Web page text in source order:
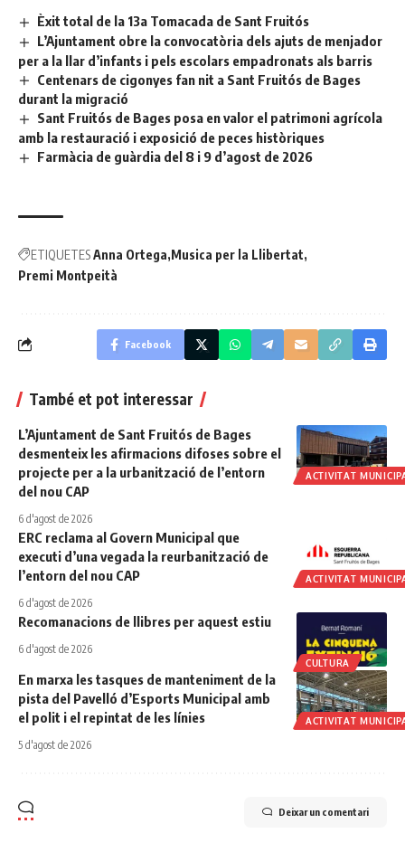
Èxit total de la 13a Tomacada de Sant Fruitós
L’Ajuntament obre la convocatòria dels ajuts de menjador
per a la llar d’infants i pels escolars empadronats als barris
Centenars de cigonyes fan nit a Sant Fruitós de Bages
durant la migració
Sant Fruitós de Bages posa en valor el patrimoni agrícola
amb la restauració i exposició de peces històriques
Farmàcia de guàrdia del 8 i 9 d’agost de 2026
ETIQUETESAnna Ortega Musica per la Llibertat
Premi Montpeità
Facebook
També et pot interessar
ACTIVITAT
L’Ajuntament de Sant Fruitós de Bages
desmenteix les afirmacions difoses sobre el
projecte per a la urbanització de l’entorn
del nou CAP
6 d'agost de 2026
ACTIVITAT
ERC reclama al Govern Municipal que
executi d’una vegada la reurbanització de
l’entorn del nou CAP
6 d'agost de 2026
CULTURA
Recomanacions de llibres per aquest estiu
6 d'agost de 2026
ACTIVITAT
En marxa les tasques de manteniment de la
pista del Pavelló d’Esports Municipal amb
el polit i el repintat de les línies
5 d'agost de 2026
Deixar un comentari